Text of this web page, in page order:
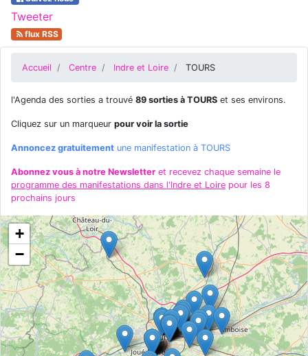
Tweeter
flux RSS
Accueil Centre Indre et Loire TOURS
l'Agenda des sorties a trouvé 89 sorties à TOURS et ses environs.
Cliquez sur un marqueur pour voir la sortie
Annoncez gratuitement une manifestation à TOURS
Abonnez vous à notre Newsletter et recevez chaque semaine le
programme des manifestations dans l'Indre et Loire pour les 8
prochains jours
+
−